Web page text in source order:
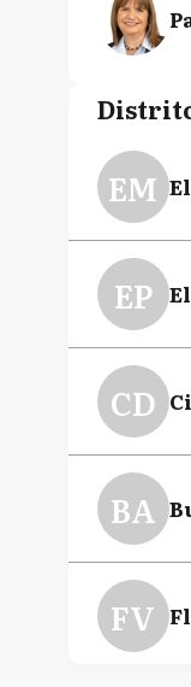
EM
EP
CD
BA
FV